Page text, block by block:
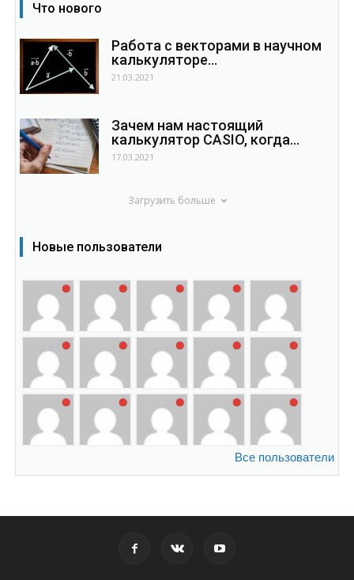
Что нового
Работа с векторами в научном
калькуляторе...
21.03.2021
Зачем нам настоящий
калькулятор CASIO, когда...
17.03.2021
Загрузить больше
Новые пользователи
Все пользователи